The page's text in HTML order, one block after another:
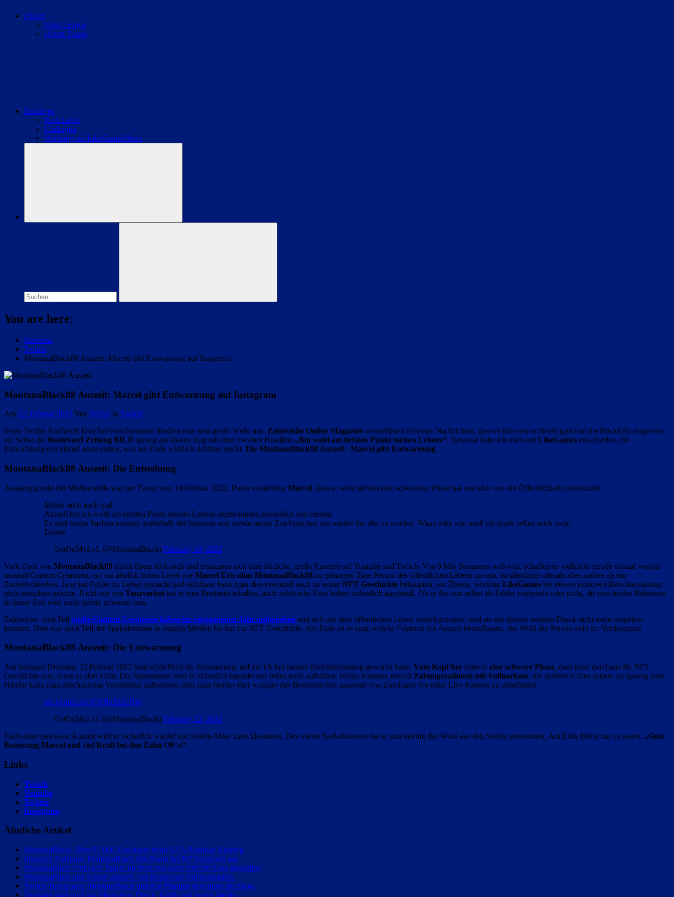
eSport
Nitro League
eSport Teams
Sonstiges
Next Level
Umfragen
Werbung auf LikeGamesNews
Suchen
You are here:
Startseite
Twitch
MontanaBlack88 Auszeit: Marcel gibt Entwarnung auf Instagram
MontanaBlack88 Auszeit: Marcel gibt Entwarnung auf Instagram
Am 22. Februar 2022 Von Stefan In Twitch
Seine Twitter Nachricht löste bei verschiedenen Medien eine sehr große Welle aus. Zahlreiche Online Magazine vermeldeten teilweise Nachrichten, dass es ihm sehr schlecht geht und die Rückkehr ungewiss
ist. Selbst die Boulevard Zeitung BILD sprang auf diesen Zug mit einer zweiten Headline „Bin wohl am tiefsten Punkt meines Lebens“. Bewusst habe ich mich mit LikeGames entschieden, die
Entwicklung erst einmal abzuwarten, was am Ende wirklich dahinter steckt. Die MontanaBlack88 Auszeit– Marcel gibt Entwarnung.
MontanaBlack88 Auszeit: Die Entstehung
Ausgangspunkt der Medienwelle war der Tweet vom 19.Februar 2022. Darin vermeldete Marcel, dass er wohl derzeit eine schwierige Phase hat und sich von der Öffentlichkeit zurückzieht.
Melde mich auch mal.
Aktuell bin ich wohl am tiefsten Punkt meines Lebens angekommen,körperlich und mental.
Es sind einige Sachen passiert, außerhalb des Internets und werde meine Zeit brauchen um wieder der alte zu werden. Wann oder wie weiß ich grade selber noch nicht.
Danke
— GetOnMyLvL (@MontanaBlack) February 19, 2022
Viele Fans von MontanaBlack88 eifern ihrem Idol nach und erträumen sich eine ähnliche, große Karriere auf Youtube und Twitch. Von 9 Mio Streamern weltweit, schaffen es vielleicht gerade einmal wenige
tausend Content Creatoren, auf ein ähnlich hohes Level wie Marcel Eris alias MontanaBlack88 zu gelangen. Eine Person des öffentlichen Lebens zu sein, ist allerdings oftmals alles andere als ein
Zuckerschlecken. Ja er hat Fehler im Leben gemacht und durchaus kann man dies eventuell auch zu seiner NFT Geschichte behaupten, ein Thema, worüber LikeGames bei dessen positiven Berichterstattung
nicht eingehen möchte. Nicht nur von Tanzverbot hat er eine Breitseite erhalten, auch zahlreiche Fans haben ordentlich ausgeteilt. Ob er das nun selbst als Fehler eingesteht oder nicht, die psychische Belastung
in dieser Zeit wird nicht gering gewesen sein.
Zahlreiche, zum Teil große Content Creatoren haben im vergangenen Jahr aufgegeben und sich aus dem öffentlichen Leben zurückgezogen, weil sie mit diesem stetigen Druck nicht mehr umgehen
konnten. Dies war auch Teil der Spekulationen in einigen Medien bis hin zur NFT Geschichte. Am Ende ist es egal, welche Faktoren die Auszeit beeinflussen, das Wohl der Person steht im Vordergrund.
MontanaBlack88 Auszeit: Die Entwarnung
Am heutigen Dienstag, 22.Februar 2022 kam schließlich die Entwarnung, auf die ich bei meiner Berichterstattung gewartet habe. Vom Kopf her hatte er eine schwere Phase, dass kann durchaus die NFT
Geschichte sein, muss es aber nicht. Die Spekulation wird er sicherlich irgendwann selbst noch aufklären. Hinzu kommen derzeit Zahnoperationen mit Vollnarkose, die sicherlich alles andere als spassig sind.
Hierfür kann man durchaus das Verständnis aufbringen, dass man hierbei eher weniger das Bestreben hat, tausende von Zuschauer vor einer Live Kamera zu unterhalten.
pic.twitter.com/CVIhcDZeHW
— GetOnMyLvL (@MontanaBlack) February 22, 2022
Nach einer gewissen Auszeit wird er sicherlich wieder mit vollem Akku zurückkommen. Den vielen Spekulationen hat er nun hiermit den Wind aus den Segeln genommen. Am Ende bleibt nur zu sagen: „Gute
Besserung Marcel und viel Kraft bei den Zahn OP`s!“
Links
Twitch
Youtube
Twitter
Instagram
Ähnliche Artikel
MontanaBlack: Über 97.000 Zuschauer beim GTA Roleplay Einstieg
Immortal Roleplay: MontanaBlack löst Boom bei RP Streamern aus
MontanaBlack Einbruch: Spiele im Wert von rund 100.000 Euro gestohlen
MontanaBlack und Knossi genervt von Boulevard Onlinemagazin
Twitch Teammates: MontanaBlack und Kai Pflaume gewinnen die Show
Streamer sind auch nur Menschen: Druck, Kritik und Social Media